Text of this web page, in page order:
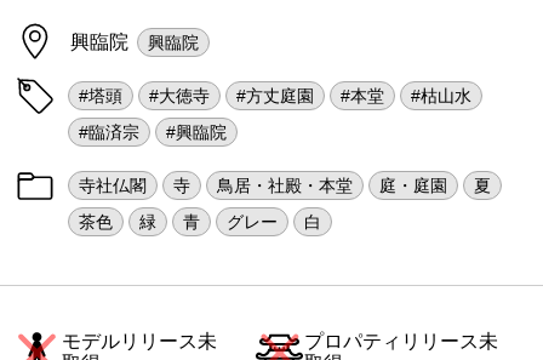
興臨院 興臨院
#塔頭 #大徳寺 #方丈庭園 #本堂
#枯山水
#臨済宗
#興臨院
寺社仏閣 寺 鳥居・社殿・本堂 庭・庭園
夏
茶色
緑 青 グレー 白
モデルリリース未
プロパティリリース未